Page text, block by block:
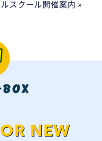
スクール開催案内 »
NEW